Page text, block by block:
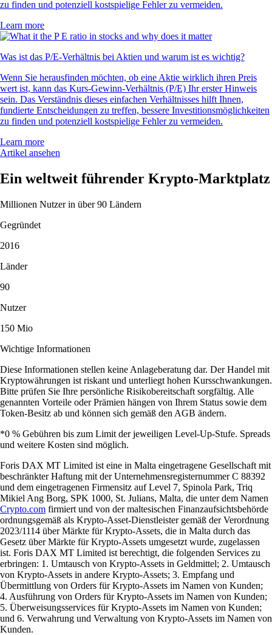
zu finden und potenziell kostspielige Fehler zu vermeiden.
Learn more
Was ist das P/E-Verhältnis bei Aktien und warum ist es wichtig?
Wenn Sie herausfinden möchten, ob eine Aktie wirklich ihren Preis
wert ist, kann das Kurs-Gewinn-Verhältnis (P/E) Ihr erster Hinweis
sein. Das Verständnis dieses einfachen Verhältnisses hilft Ihnen,
fundierte Entscheidungen zu treffen, bessere Investitionsmöglichkeiten
zu finden und potenziell kostspielige Fehler zu vermeiden.
Learn more
Artikel ansehen
Ein weltweit führender Krypto-Marktplatz
Millionen Nutzer in über 90 Ländern
Gegründet
2016
Länder
90
Nutzer
150 Mio
Wichtige Informationen
Diese Informationen stellen keine Anlageberatung dar. Der Handel mit
Kryptowährungen ist riskant und unterliegt hohen Kursschwankungen.
Bitte prüfen Sie Ihre persönliche Risikobereitschaft sorgfältig. Alle
genannten Vorteile oder Prämien hängen von Ihrem Status sowie dem
Token-Besitz ab und können sich gemäß den AGB ändern.
*0 % Gebühren bis zum Limit der jeweiligen Level-Up-Stufe. Spreads
und weitere Kosten sind möglich.
Foris DAX MT Limited ist eine in Malta eingetragene Gesellschaft mit
beschränkter Haftung mit der Unternehmensregisternummer C 88392
und dem eingetragenen Firmensitz auf Level 7, Spinola Park, Triq
Mikiel Ang Borg, SPK 1000, St. Julians, Malta, die unter dem Namen
Crypto.com firmiert und von der maltesischen Finanzaufsichtsbehörde
ordnungsgemäß als Krypto-Asset-Dienstleister gemäß der Verordnung
2023/1114 über Märkte für Krypto-Assets, die in Malta durch das
Gesetz über Märkte für Krypto-Assets umgesetzt wurde, zugelassen
ist. Foris DAX MT Limited ist berechtigt, die folgenden Services zu
erbringen: 1. Umtausch von Krypto-Assets in Geldmittel; 2. Umtausch
von Krypto-Assets in andere Krypto-Assets; 3. Empfang und
Übermittlung von Orders für Krypto-Assets im Namen von Kunden;
4. Ausführung von Orders für Krypto-Assets im Namen von Kunden;
5. Überweisungsservices für Krypto-Assets im Namen von Kunden;
und 6. Verwahrung und Verwaltung von Krypto-Assets im Namen von
Kunden.